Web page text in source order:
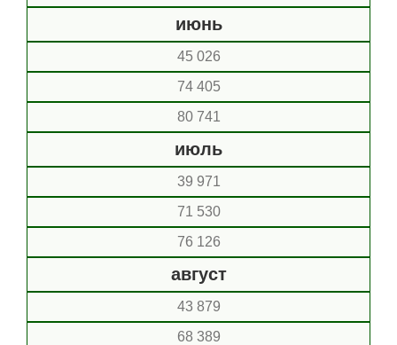
июнь
45 026
74 405
80 741
июль
39 971
71 530
76 126
август
43 879
68 389